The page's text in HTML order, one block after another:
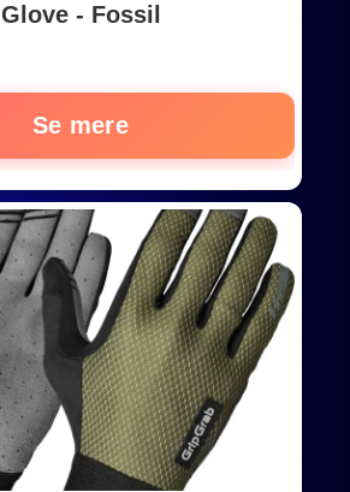
Glove - Fossil
Se mere